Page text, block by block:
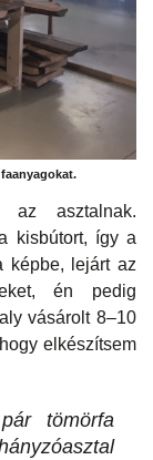
az asztalnak.
kisbútort, így a
képbe, lejárt az
én pedig
vásárolt 8–10
elkészítsem
tömörfa